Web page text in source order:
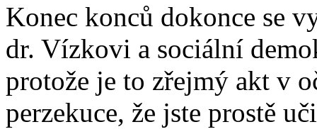
Konec konců dokonce se
dr. Vízkovi a sociální
protože je to zřejmý akt v
perzekuce, že jste prostě